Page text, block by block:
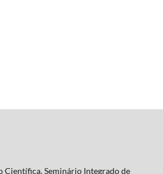
Científica, Seminário Integrado de